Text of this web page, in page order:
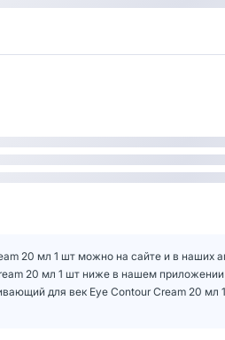
20 мл 1 шт можно на сайте и в наших
20 мл 1 шт ниже в нашем приложении
для век Eye Contour Cream 20 мл